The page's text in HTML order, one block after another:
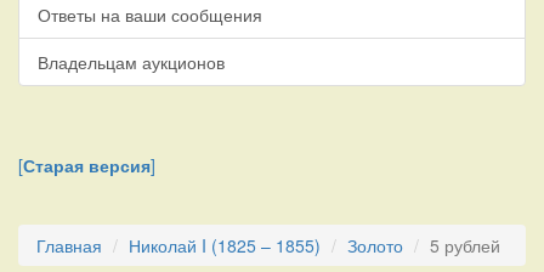
Ответы на ваши сообщения
Владельцам аукционов
[Старая версия]
Главная Николай I (1825 – 1855) Золото 5 рублей